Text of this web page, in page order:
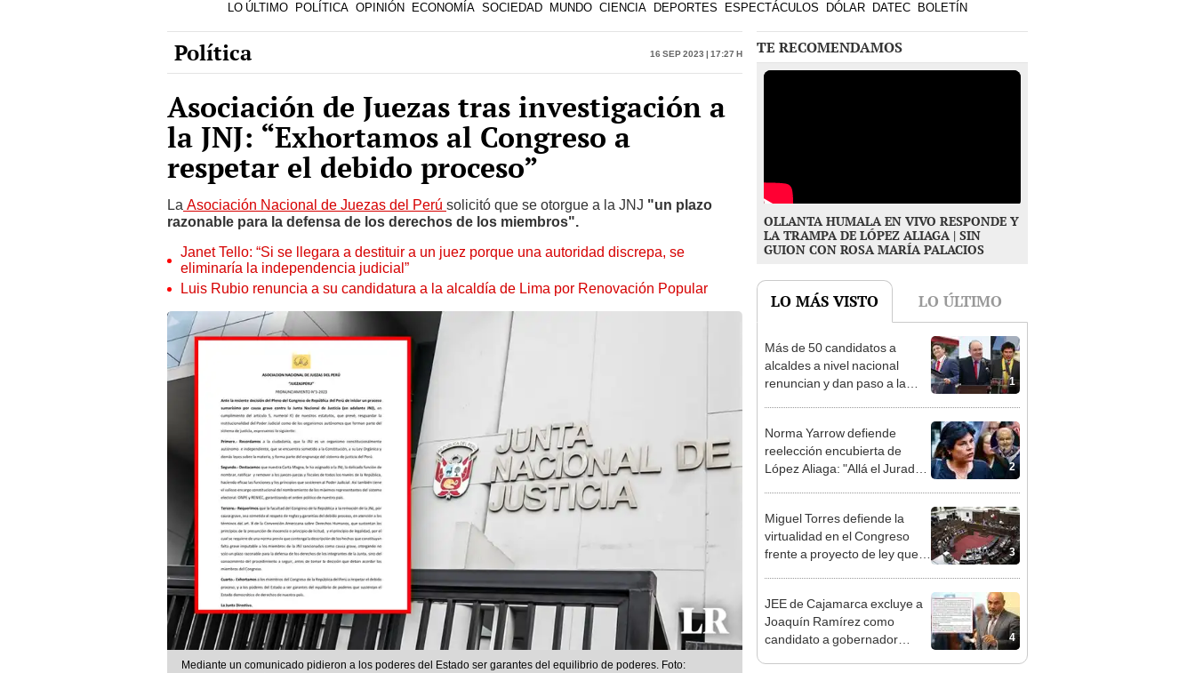
LO ÚLTIMO POLÍTICA OPINIÓN ECONOMÍA SOCIEDAD MUNDO CIENCIA DEPORTES ESPECTÁCULOS DÓLAR DATEC BOLETÍN
Política 16 Sep 2023 | 17:27 h
Asociación de Juezas tras investigación a
la JNJ: “Exhortamos al Congreso a
respetar el debido proceso”
La Asociación Nacional de Juezas del Perú solicitó que se otorgue a la JNJ "un plazo
razonable para la defensa de los derechos de los miembros".
Janet Tello: “Si se llegara a destituir a un juez porque una autoridad discrepa, se
eliminaría la independencia judicial”
Luis Rubio renuncia a su candidatura a la alcaldía de Lima por Renovación Popular
Mediante un comunicado pidieron a los poderes del Estado ser garantes del equilibrio de poderes. Foto:
TE RECOMENDAMOS
OLLANTA HUMALA EN VIVO RESPONDE Y
LA TRAMPA DE LÓPEZ ALIAGA | SIN
GUION CON ROSA MARÍA PALACIOS
LO MÁS VISTO LO ÚLTIMO
1
Más de 50 candidatos a
alcaldes a nivel nacional
renuncian y dan paso a la
2
Norma Yarrow defiende
reelección encubierta de
López Aliaga: "Allá el Jurado
3
Miguel Torres defiende la
virtualidad en el Congreso
frente a proyecto de ley que
4
JEE de Cajamarca excluye a
Joaquín Ramírez como
candidato a gobernador